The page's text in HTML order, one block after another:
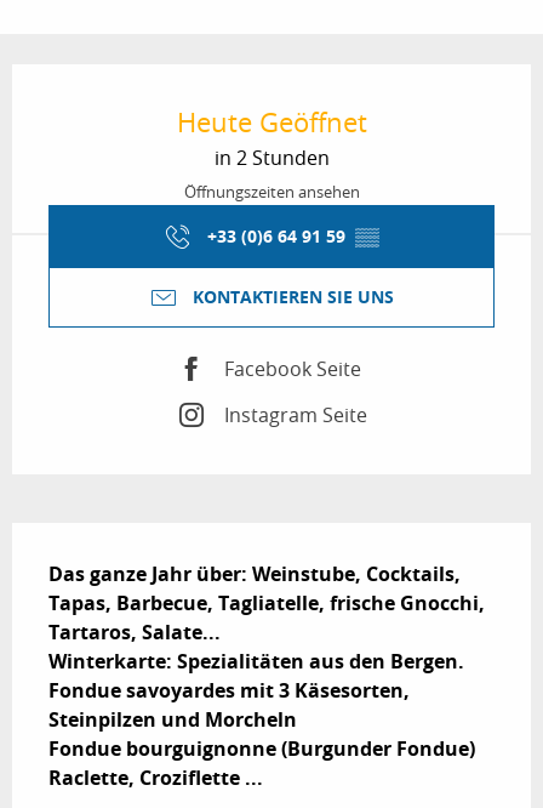
Heute Geöffnet
in 2 Stunden
Öffnungszeiten ansehen
+33 (0)6 64 91 59 ▒▒
KONTAKTIEREN SIE UNS
Facebook Seite
Instagram Seite
Das ganze Jahr über: Weinstube, Cocktails,
Tapas, Barbecue, Tagliatelle, frische Gnocchi,
Tartaros, Salate...
Winterkarte: Spezialitäten aus den Bergen.
Fondue savoyardes mit 3 Käsesorten,
Steinpilzen und Morcheln
Fondue bourguignonne (Burgunder Fondue)
Raclette, Croziflette ...